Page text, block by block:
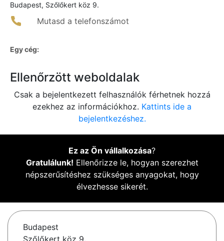
Budapest, Szőlőkert köz 9.
Mutasd a telefonszámot
Egy cég:
Ellenőrzött weboldalak
Csak a bejelentkezett felhasználók férhetnek hozzá
ezekhez az információkhoz. Kattints ide a
bejelentkezéshez.
Ez az Ön vállalkozása?
Gratulálunk! Ellenőrizze le, hogyan szerezhet
népszerűsítéshez szükséges anyagokat, hogy
élvezhesse sikerét.
Budapest